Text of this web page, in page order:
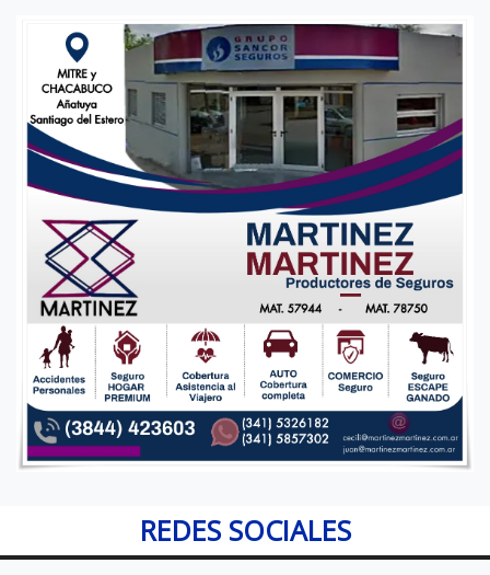
REDES SOCIALES